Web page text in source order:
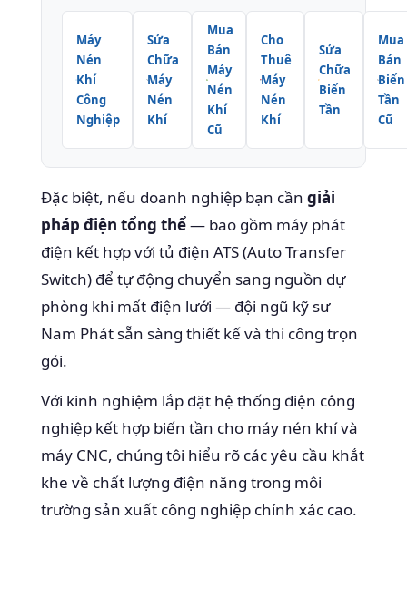
Máy
Nén
Khí
Công
Nghiệp
Sửa
Chữa
Máy
Nén
Khí
Mua
Bán
Máy
Nén
Khí
Cũ
Cho
Thuê
Máy
Nén
Khí
Sửa
Chữa
Biến
Tần
Mua
Bán
Biến
Tần
Cũ
Đặc biệt, nếu doanh nghiệp bạn cần giải
pháp điện tổng thể— bao gồm máy phát
điện kết hợp với tủ điện ATS (Auto Transfer
Switch) để tự động chuyển sang nguồn dự
phòng khi mất điện lưới — đội ngũ kỹ sư
Nam Phát sẵn sàng thiết kế và thi công trọn
gói.
Với kinh nghiệm lắp đặt hệ thống điện công
nghiệp kết hợp biến tần cho máy nén khí và
máy CNC, chúng tôi hiểu rõ các yêu cầu khắt
khe về chất lượng điện năng trong môi
trường sản xuất công nghiệp chính xác cao.